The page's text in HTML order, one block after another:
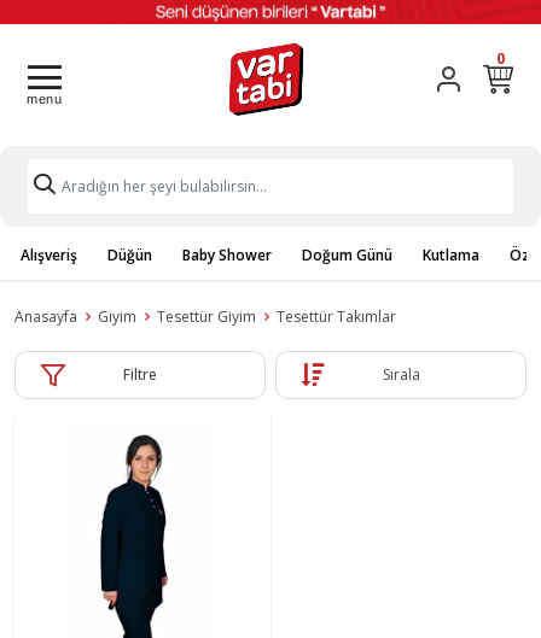
0
Alışveriş Düğün Baby Shower Doğum Günü Kutlama
Anasayfa Giyim Tesettür Giyim Tesettür Takımlar
Filtre Sırala